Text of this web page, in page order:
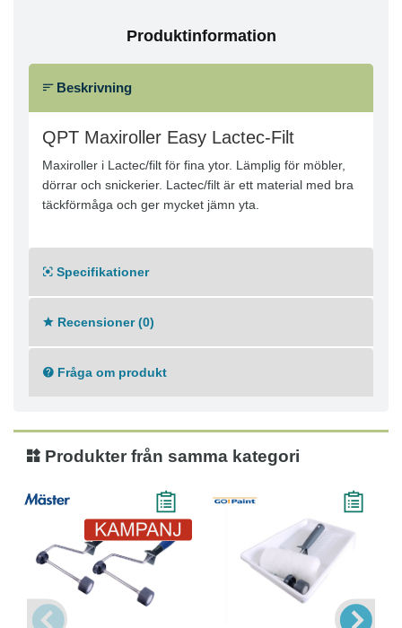
Produktinformation
Beskrivning
QPT Maxiroller Easy Lactec-Filt
Maxiroller i Lactec/filt för fina ytor. Lämplig för möbler,
dörrar och snickerier. Lactec/filt är ett material med bra
täckförmåga och ger mycket jämn yta.
Specifikationer
Recensioner (0)
Fråga om produkt
Produkter från samma kategori